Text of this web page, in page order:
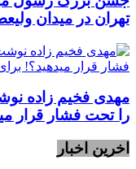
تهران در میدان
مهدی فخیم زاده
را‌ تحت فشار قرار
اخرین اخبار